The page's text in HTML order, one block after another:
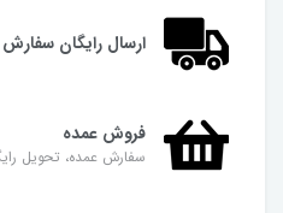
ارسال رایگان سفارش های بالا
فروش عمده
سفارش عمده، تحویل